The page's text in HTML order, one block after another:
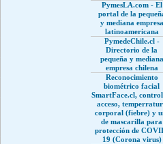
PymesLA.com - El
portal de la
y mediana empresa
latinoamericana
PymedeChile.cl -
Directorio de la
pequeña y mediana
empresa chilena
Reconocimiento
biométrico facial
SmartFace.cl,
acceso,
corporal (fiebre) y
de mascarilla para
protección de
19 (Corona virus)